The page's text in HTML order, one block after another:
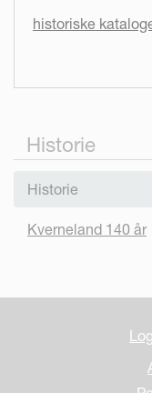
historiske
Historie
Historie
Kverneland 140 år